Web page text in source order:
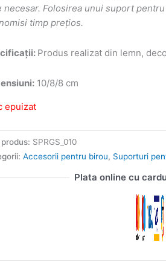
necesar. Folosirea unui suport
timp prețios.
Produs realizat din lemn,
10/8/8 cm
epuizat
SPRGS_010
Accesorii pentru birou, Suporturi
Plata online cu